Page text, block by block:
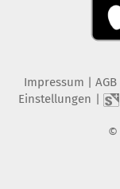
Impressum AGB
Einstellungen
©